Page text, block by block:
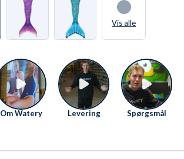
Vis alle
Om Watery Levering Spørgsmål